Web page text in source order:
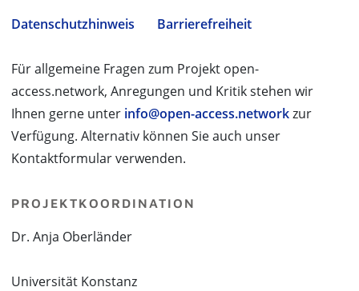
Datenschutzhinweis
Barrierefreiheit
Für allgemeine Fragen zum Projekt open-
access.network, Anregungen und Kritik stehen wir
Ihnen gerne unter info@open-access.networkzur
Verfügung. Alternativ können Sie auch unser
Kontaktformular verwenden.
PROJEKTKOORDINATION
Dr. Anja Oberländer
Universität Konstanz